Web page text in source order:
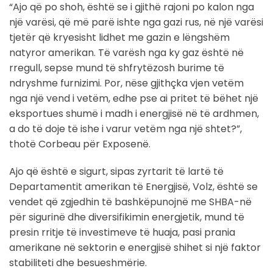
“Ajo që po shoh, është se i gjithë rajoni po kalon nga
një varësi, që më parë ishte nga gazi rus, në një varësi
tjetër që kryesisht lidhet me gazin e lëngshëm
natyror amerikan. Të varësh nga ky gaz është në
rregull, sepse mund të shfrytëzosh burime të
ndryshme furnizimi. Por, nëse gjithçka vjen vetëm
nga një vend i vetëm, edhe pse ai pritet të bëhet një
eksportues shumë i madh i energjisë në të ardhmen,
a do të doje të ishe i varur vetëm nga një shtet?”,
thotë Corbeau për Exposenë.
Ajo që është e sigurt, sipas zyrtarit të lartë të
Departamentit amerikan të Energjisë, Volz, është se
vendet që zgjedhin të bashkëpunojnë me SHBA-në
për sigurinë dhe diversifikimin energjetik, mund të
presin rritje të investimeve të huaja, pasi prania
amerikane në sektorin e energjisë shihet si një faktor
stabiliteti dhe besueshmërie.